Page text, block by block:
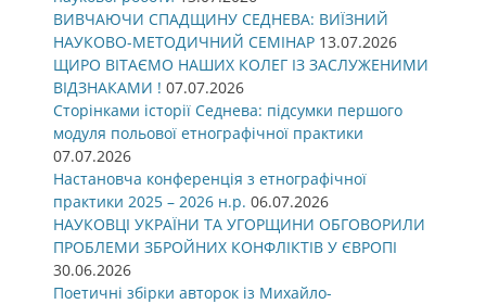
ВИВЧАЮЧИ СПАДЩИНУ СЕДНЕВА: ВИЇЗНИЙ
НАУКОВО-МЕТОДИЧНИЙ СЕМІНАР 13.07.2026
ЩИРО ВІТАЄМО НАШИХ КОЛЕГ ІЗ ЗАСЛУЖЕНИМИ
ВІДЗНАКАМИ ! 07.07.2026
Сторінками історії Седнева: підсумки першого
модуля польової етнографічної практики
07.07.2026
Настановча конференція з етнографічної
практики 2025 – 2026 н.р. 06.07.2026
НАУКОВЦІ УКРАЇНИ ТА УГОРЩИНИ ОБГОВОРИЛИ
ПРОБЛЕМИ ЗБРОЙНИХ КОНФЛІКТІВ У ЄВРОПІ
30.06.2026
Поетичні збірки авторок із Михайло-